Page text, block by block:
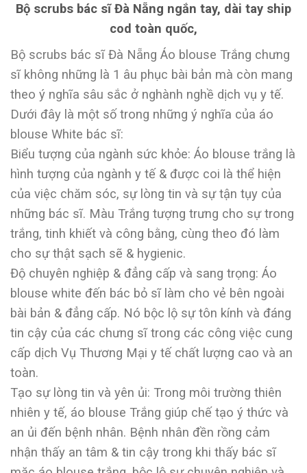
Bộ scrubs bác sĩ Đà Nẵng ngắn tay, dài tay ship
cod toàn quốc,
Bộ scrubs bác sĩ Đà Nẵng Áo blouse Trắng chưng
sĩ không những là 1 âu phục bài bản mà còn mang
theo ý nghĩa sâu sắc ở nghành nghề dịch vụ y tế.
Dưới đây là một số trong những ý nghĩa của áo
blouse White bác sĩ:
Biểu tượng của ngành sức khỏe: Áo blouse trắng là
hình tượng của ngành y tế & được coi là thể hiện
của việc chăm sóc, sự lòng tin và sự tận tụy của
những bác sĩ. Màu Trắng tượng trưng cho sự trong
trắng, tinh khiết và công bằng, cùng theo đó làm
cho sự thật sạch sẽ & hygienic.
Độ chuyên nghiệp & đẳng cấp và sang trọng: Áo
blouse white đến bác bỏ sĩ làm cho vẻ bên ngoài
bài bản & đẳng cấp. Nó bộc lộ sự tôn kính và đáng
tin cậy của các chưng sĩ trong các công việc cung
cấp dịch Vụ Thương Mại y tế chất lượng cao và an
toàn.
Tạo sự lòng tin và yên ủi: Trong môi trường thiên
nhiên y tế, áo blouse Trắng giúp chế tạo ý thức và
an ủi đến bệnh nhân. Bệnh nhân đền rồng cảm
nhận thấy an tâm & tin cậy trong khi thấy bác sĩ